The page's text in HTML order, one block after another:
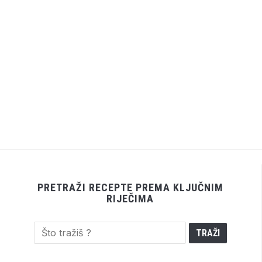
PRETRAŽI RECEPTE PREMA KLJUČNIM
RIJEČIMA